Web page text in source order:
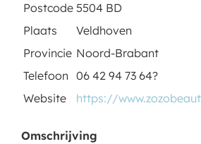
Postcode 5504 BD
Plaats
Veldhoven
Provincie Noord-Brabant
Telefoon 06 42 94 73 64?
Website
https://
Omschrijving